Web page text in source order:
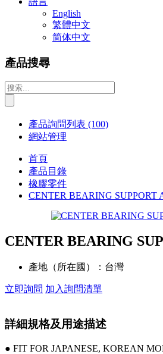
English
繁體中文
简体中文
產品搜尋
產品詢問列表 (100)
網站管理
首頁
產品目錄
橡膠零件
CENTER BEARING SUPPORT
CENTER BEARING
產地（所在國）： 台灣
立即詢問 加入詢問清單
詳細規格及用途描述
● FIT FOR JAPANESE, KOREAN